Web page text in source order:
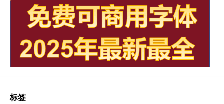
标签